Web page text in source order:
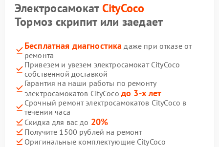
Электросамокат CityCoco
Тормоз скрипит или заедает
Бесплатная диагностика даже при отказе от
ремонта
Привезем и увезем электросамокат CityCoco
собственной доставкой
Гарантия на наши работы по ремонту
электросамокатов CityCoco до 3-х лет
Срочный ремонт электросамокатов CityCoco в
течении часа
Скидка для вас до 20%
Получите 1500 рублей на ремонт
Оригинальные комплектующие CityCoco